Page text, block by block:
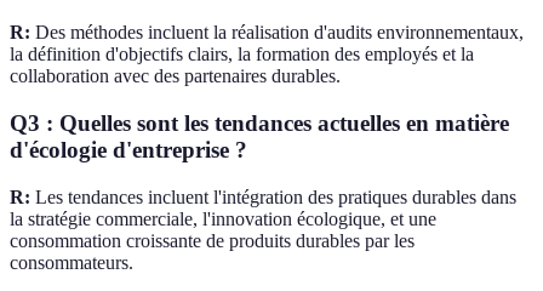
R: Des méthodes incluent la réalisation d'audits environnementaux,
la définition d'objectifs clairs, la formation des employés et la
collaboration avec des partenaires durables.
Q3 : Quelles sont les tendances actuelles en matière
d'écologie d'entreprise ?
R: Les tendances incluent l'intégration des pratiques durables dans
la stratégie commerciale, l'innovation écologique, et une
consommation croissante de produits durables par les
consommateurs.